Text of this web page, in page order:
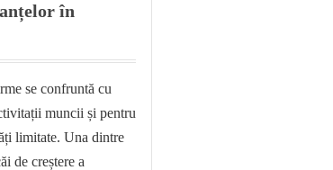
în
se confruntă cu
muncii și pentru
limitate. Una dintre
de creștere a